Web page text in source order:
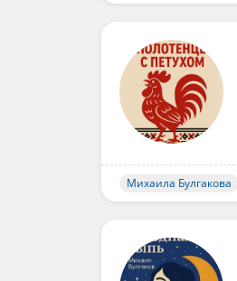
Михаила Булгакова